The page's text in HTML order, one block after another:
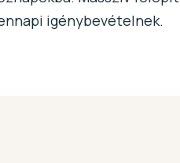
igénybevételnek.